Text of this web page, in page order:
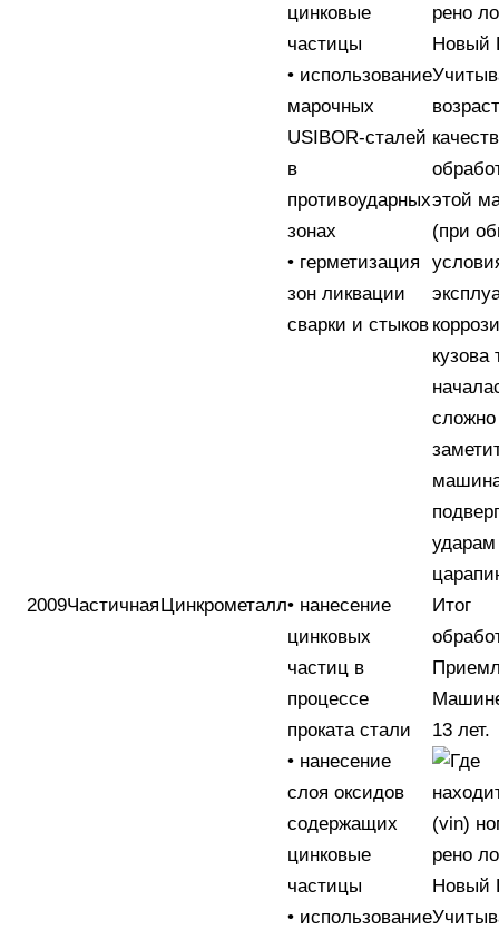
цинковые
частицы
• использование
марочных
USIBOR-сталей
в
противоударных
зонах
• герметизация
зон ликвации
сварки и стыков
этой
(при
кузова
сложно
2009ЧастичнаяЦинкрометалл• нанесение
цинковых
частиц в
процессе
проката стали
• нанесение
слоя оксидов
содержащих
цинковые
частицы
• использование
Итог
13 лет.